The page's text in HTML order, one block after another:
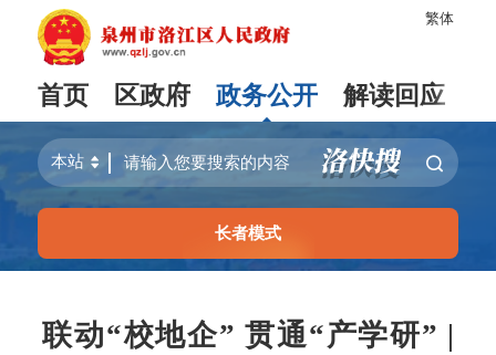
繁体
首页 区政府 政务公开 解读回应
长者模式
联动“校地企” 贯通“产学研” |